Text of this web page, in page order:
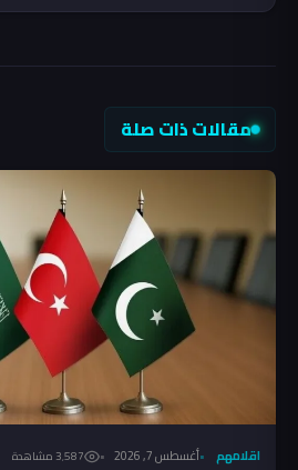
مقالات ذات صلة
اقلامهم أغسطس 7, 2026 3٬587 مشاهدة